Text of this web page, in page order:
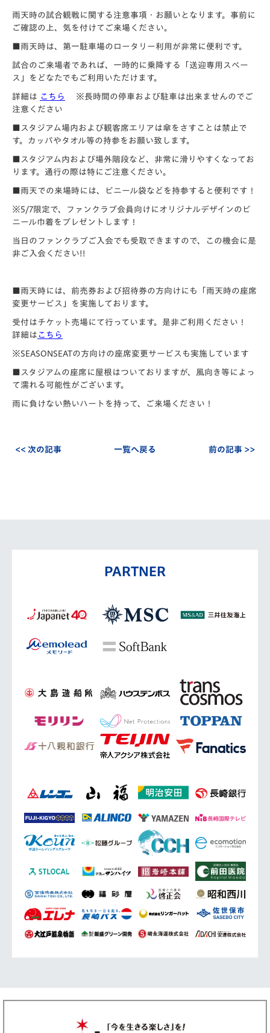
雨天時の試合観戦に関する注意事項・お願いとなります。事前に
ご確認の上、気を付けてご来場ください。
■雨天時は、第一駐車場のロータリー利用が非常に便利です。
試合のご来場者であれば、一時的に乗降する「送迎専用スペー
ス」をどなたでもご利用いただけます。
詳細は こちら
※長時間の停車および駐車は出来ませんのでご
注意ください
■スタジアム場内および観客席エリアは傘をさすことは禁止で
す。カッパやタオル等の持参をお願い致します。
■スタジアム内および場外階段など、非常に滑りやすくなってお
ります。通行の際は特にご注意ください。
■雨天での来場時には、ビニール袋などを持参すると便利です！
※5/7限定で、ファンクラブ会員向けにオリジナルデザインのビ
ニール巾着をプレゼントします！
当日のファンクラブご入会でも受取できますので、この機会に是
非ご入会ください!!
■雨天時には、前売券および招待券の方向けにも「雨天時の座席
変更サービス」を実施しております。
受付はチケット売場にて行っています。是非ご利用ください！
詳細は こちら
※SEASONSEATの方向けの座席変更サービスも実施しています
■スタジアムの座席に屋根はついておりますが、風向き等によっ
て濡れる可能性がございます。
雨に負けない熱いハートを持って、ご来場ください！
<< 次の記事 一覧へ戻る 前の記事 >>
PARTNER